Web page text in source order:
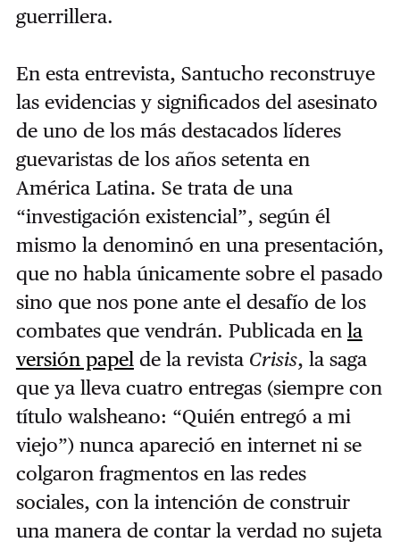
guerrillera.
En esta entrevista, Santucho reconstruye
las evidencias y significados del asesinato
de uno de los más destacados líderes
guevaristas de los años setenta en
América Latina. Se trata de una
“investigación existencial”, según él
mismo la denominó en una presentación,
que no habla únicamente sobre el pasado
sino que nos pone ante el desafío de los
combates que vendrán. Publicada en la
versión papel de la revista Crisis, la saga
que ya lleva cuatro entregas (siempre con
título walsheano: “Quién entregó a mi
viejo”) nunca apareció en internet ni se
colgaron fragmentos en las redes
sociales, con la intención de construir
una manera de contar la verdad no sujeta